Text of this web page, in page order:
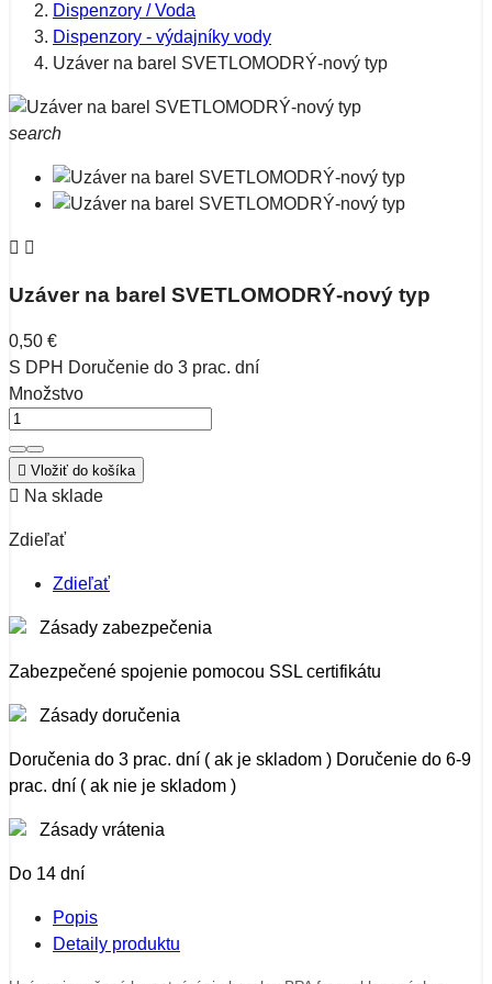
Dispenzory / Voda
Dispenzory - výdajníky vody
Uzáver na barel SVETLOMODRÝ-nový typ
search
 
Uzáver na barel SVETLOMODRÝ-nový typ
0,50 €
S DPH Doručenie do 3 prac. dní
Množstvo
 Vložiť do košíka
 Na sklade
Zdieľať
Zdieľať
Zásady zabezpečenia
Zabezpečené spojenie pomocou SSL certifikátu
Zásady doručenia
Doručenia do 3 prac. dní ( ak je skladom ) Doručenie do 6-9
prac. dní ( ak nie je skladom )
Zásady vrátenia
Do 14 dní
Popis
Detaily produktu